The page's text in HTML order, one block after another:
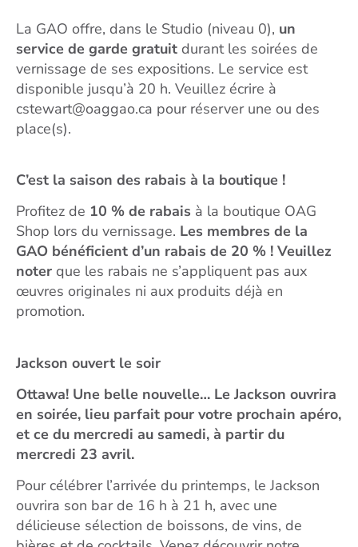
La GAO offre, dans le Studio (niveau 0), un
service de garde gratuit durant les soirées de
vernissage de ses expositions. Le service est
disponible jusqu’à 20 h. Veuillez écrire à
cstewart@oaggao.ca pour réserver une ou des
place(s).
C’est la saison des rabais à la boutique !
Profitez de 10 % de rabais à la boutique OAG
Shop lors du vernissage. Les membres de la
GAO bénéficient d’un rabais de 20 % ! Veuillez
noter que les rabais ne s’appliquent pas aux
œuvres originales ni aux produits déjà en
promotion.
Jackson ouvert le soir
Ottawa! Une belle nouvelle… Le Jackson ouvrira
en soirée, lieu parfait pour votre prochain apéro,
et ce du mercredi au samedi, à partir du
mercredi 23 avril.
Pour célébrer l’arrivée du printemps, le Jackson
ouvrira son bar de 16 h à 21 h, avec une
délicieuse sélection de boissons, de vins, de